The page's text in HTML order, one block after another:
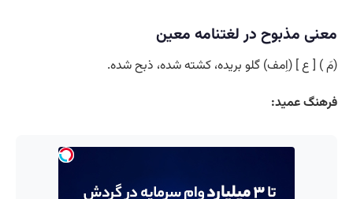
معنی مذبوح در لغتنامه معین
(مَ ) [ ع ] (اِمف) گلو بریده، کشته شده، ذبح شده.
فرهنگ عمید: